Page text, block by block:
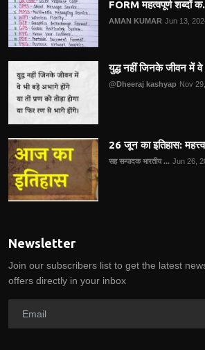
FORM महत्वपूर्ण शब्दों
AMAN KUMAR Jun 13,
युद्ध नहीं जिनके जीवन में वे
@Dheeraj kashyap Nov
26 जून का इतिहास:
सह सम्पादक भारतीय ... Jun 26,
Newsletter
Join our subscribers list to get the latest
offers directly in your inbox